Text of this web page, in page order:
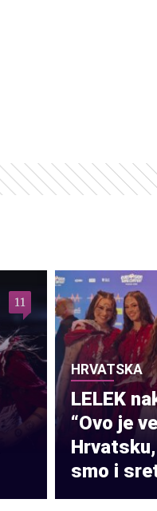
11
HRVATSKA
LELEK
“Ovo je
smo i